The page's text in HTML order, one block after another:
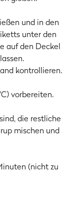
und in den
unter den
auf den Deckel
kontrollieren.
vorbereiten.
die restliche
mischen und
(nicht zu